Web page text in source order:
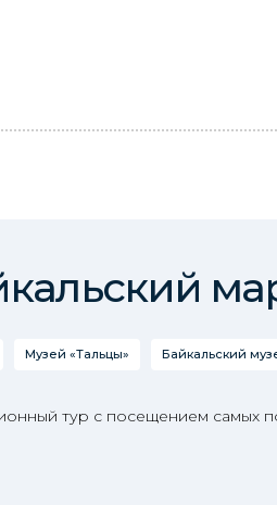
Музей «Тальцы» Байкальский
тур с посещением самых